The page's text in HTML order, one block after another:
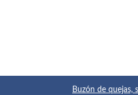
Buzón de quejas,